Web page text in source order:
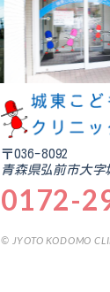
〒036-8092
青森県弘前市大
0172-
© JYOTO KODOMO